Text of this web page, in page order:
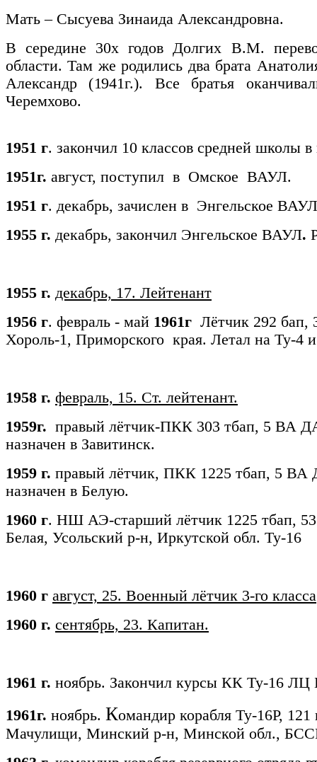
Мать – Сысуева Зинаида Александровна.
В середине 30х годов Долгих В.М.
области. Там же родились два брата
Александр (1941г.). Все братья
1951 г. закончил 10 классов средней школы
1951г. август, поступил в Омское ВАУЛ.
1951 г. декабрь, зачислен в Энгельское
1955 г. декабрь, закончил Энгельское ВАУЛ.
1955 г. декабрь, 17. Лейтенант
1956 г. февраль - май 1961г Лётчик 292 бап,
Хороль-1, Приморского края. Летал на Ту-4
1958 г. февраль, 15. Ст. лейтенант.
1959г. правый лётчик-ПКК 303 тбап, 5 ВА
назначен в Завитинск.
1959 г. правый лётчик, ПКК 1225 тбап, 5
назначен в Белую.
1960 г. НШ АЭ-старший лётчик 1225 тбап,
Белая, Усольский р-н, Иркутской обл. Ту-16
1960 г август, 25. Военный лётчик 3-го класса
1960 г. сентябрь, 23. Капитан.
1961 г. ноябрь. Закончил курсы КК Ту-16
1961г. ноябрь. Командир корабля Ту-16Р,
Мачулищи, Минский р-н, Минской обл.,